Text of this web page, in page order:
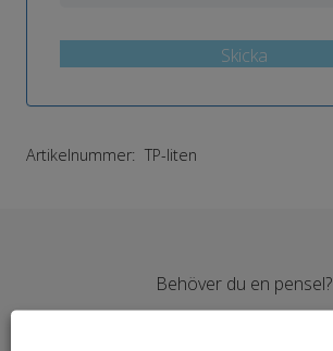
Skicka
Artikelnummer: TP-liten
Behöver du en pensel?